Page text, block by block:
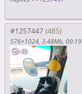
#1257447
576×1024 3.48Mb 00:19